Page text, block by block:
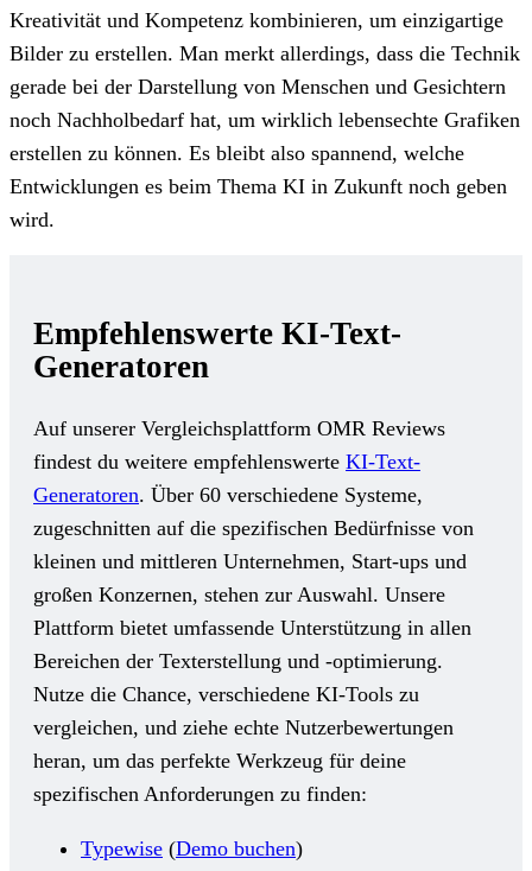
Kreativität und Kompetenz kombinieren, um einzigartige
Bilder zu erstellen. Man merkt allerdings, dass die Technik
gerade bei der Darstellung von Menschen und Gesichtern
noch Nachholbedarf hat, um wirklich lebensechte Grafiken
erstellen zu können. Es bleibt also spannend, welche
Entwicklungen es beim Thema KI in Zukunft noch geben
wird.
Empfehlenswerte KI-Text-
Generatoren
Auf unserer Vergleichsplattform OMR Reviews
findest du weitere empfehlenswerte KI-Text-
Generatoren. Über 60 verschiedene Systeme,
zugeschnitten auf die spezifischen Bedürfnisse von
kleinen und mittleren Unternehmen, Start-ups und
großen Konzernen, stehen zur Auswahl. Unsere
Plattform bietet umfassende Unterstützung in allen
Bereichen der Texterstellung und -optimierung.
Nutze die Chance, verschiedene KI-Tools zu
vergleichen, und ziehe echte Nutzerbewertungen
heran, um das perfekte Werkzeug für deine
spezifischen Anforderungen zu finden:
Typewise (Demo buchen)